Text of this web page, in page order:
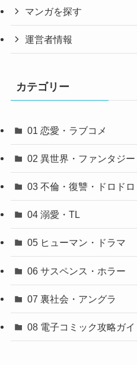
マンガを探す
運営者情報
カテゴリー
01 恋愛・ラブコメ
02 異世界・ファンタジー
03 不倫・復讐・ドロドロ
04 溺愛・TL
05 ヒューマン・ドラマ
06 サスペンス・ホラー
07 裏社会・アングラ
08 電子コミック攻略ガイ